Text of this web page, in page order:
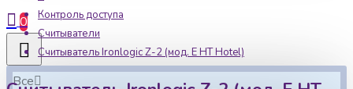
0
Все
Контроль доступа
Считыватели
Считыватель Ironlogic Z-2 (мод. E HT Hotel)